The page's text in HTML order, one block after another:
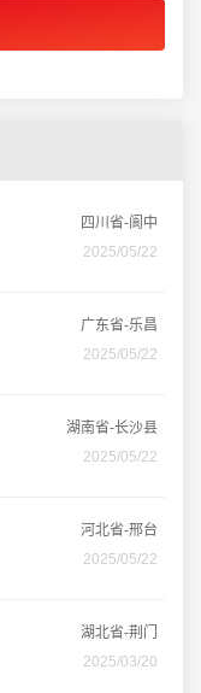
四川省-阆中
2025/05/22
广东省-乐昌
2025/05/22
湖南省-长沙县
2025/05/22
河北省-邢台
2025/05/22
湖北省-荆门
2025/03/20